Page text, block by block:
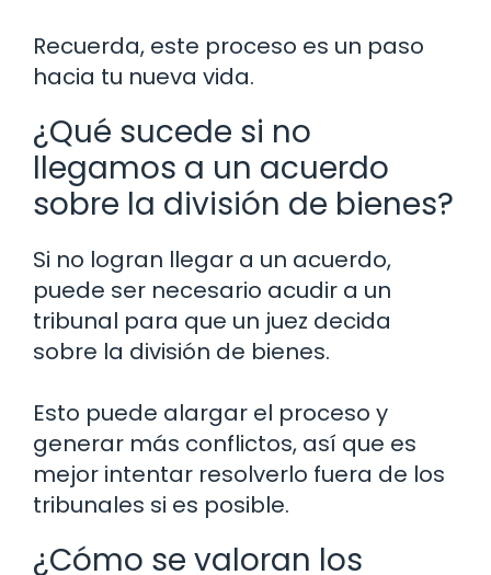
Recuerda, este proceso es un paso
hacia tu nueva vida.
¿Qué sucede si no
llegamos a un acuerdo
sobre la división de bienes?
Si no logran llegar a un acuerdo,
puede ser necesario acudir a un
tribunal para que un juez decida
sobre la división de bienes.
Esto puede alargar el proceso y
generar más conflictos, así que es
mejor intentar resolverlo fuera de los
tribunales si es posible.
¿Cómo se valoran los